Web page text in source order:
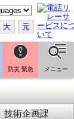
大 元
防災 緊急 メニュー
技術企画課